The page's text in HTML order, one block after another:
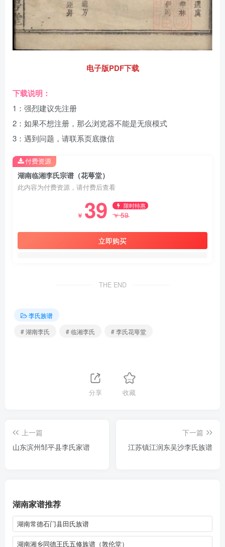
电子版PDF下载
下载说明：
1：强烈建议先注册
2：如果不想注册，那么浏览器不能是无痕模式
3：遇到问题，请联系页底微信
湖南临湘李氏宗谱（花萼堂）
此内容为付费资源，请付费后查看
￥ 39 限时特惠
￥59
立即购买
付费资源
THE END
李氏族谱
# 湖南李氏
# 临湘李氏 # 李氏花萼堂
分享 收藏
上一篇
山东滨州邹平县李氏家谱
下一篇
江苏镇江润东吴沙李氏族谱
湖南家谱推荐
湖南常德石门县田氏族谱
湖南湘乡同德王氏五修族谱（敦伦堂）